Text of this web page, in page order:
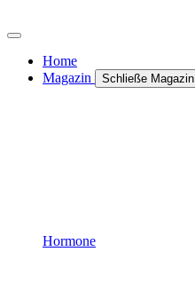
Inhalt
Home
Magazin
Schließe Magazin
Hormone